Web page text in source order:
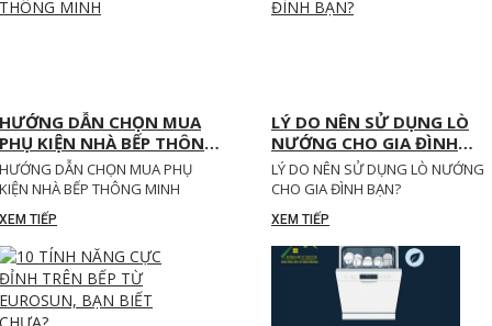
HƯỚNG DẪN CHỌN MUA
PHỤ KIỆN NHÀ BẾP THÔNG
MINH
HƯỚNG DẪN CHỌN MUA PHỤ
KIỆN NHÀ BẾP THÔNG MINH
XEM TIẾP
LÝ DO NÊN SỬ DỤNG LÒ
NƯỚNG CHO GIA ĐÌNH
BẠN?
LÝ DO NÊN SỬ DỤNG LÒ NƯỚNG
CHO GIA ĐÌNH BẠN?
XEM TIẾP